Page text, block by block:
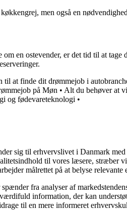
men også en
en ostevender, er det tid til at
til at finde dit drømmejob i
på Møn • Alt du behøver at
og fødevareteknologi •
sig til erhvervslivet i Danmark
til vores læsere, stræber
målrettet på at belyse
fra analyser af
information, der kan
til en mere informeret